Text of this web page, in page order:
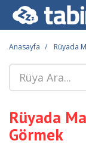
Anasayfa Rüyada
Rüyada
Görmek